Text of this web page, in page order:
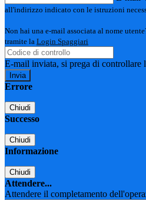
all'indirizzo indicato con le istruzioni
Non hai una e-mail associata al nome
tramite la Login Spaggiari
E-mail inviata, si prega di controllare
Errore
Chiudi
Successo
Chiudi
Informazione
Chiudi
Attendere...
Attendere il completamento